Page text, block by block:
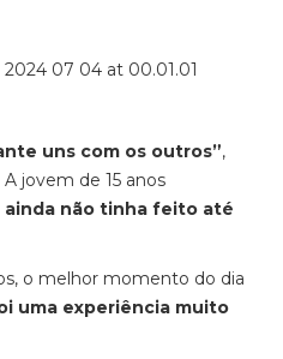
uns com os outros”,
jovem de 15 anos
ainda não tinha feito até
o melhor momento do dia
uma experiência muito